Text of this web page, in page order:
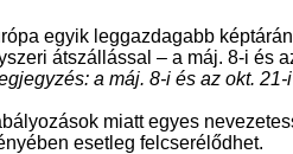
egyik leggazdagabb
átszállással – a máj. 8-i és
a máj. 8-i és az okt.
miatt egyes
esetleg felcserélődhet.